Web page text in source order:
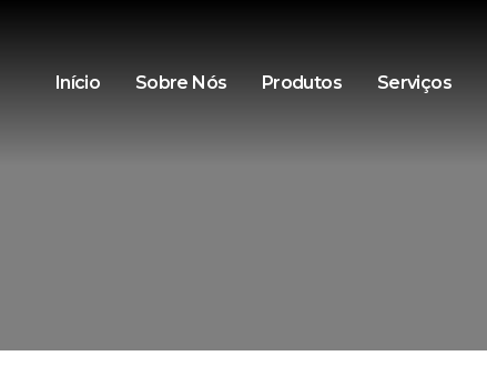
Início Sobre Nós Produtos Serviços